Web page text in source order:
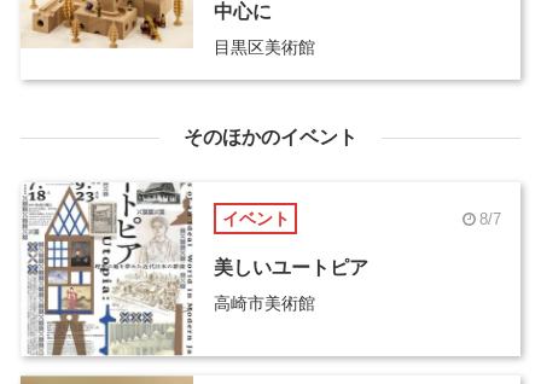
中心に
目黒区美術館
そのほかのイベント
イベント 8/7
美しいユートピア
高崎市美術館